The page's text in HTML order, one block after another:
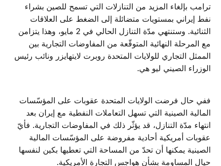
ترامب بإلغاء المزيد من التنازلات التي تسمح للصين بشراء
نفط إيراني بمستويات متضائلة إلى الضغط على العلاقات
الثنائية. وستنتهي مدّة التنازل الحالي في 2 مايو، وهذا يتزامن
مع المرحلة النهائية المتوقّعة من المفاوضات التجارية بين
الممثل التجاري للولايات المتحدة روبرت لايتهايزر ونائب رئيس
الوزراء الصيني ليو هي.
ففي حال فرضت الولايات المتحدة عقوبات على المؤسّسات
المالية الصينية التي تسهل التعاملات النفطية مع إيران بعد
انتهاء مدّة التنازل، قد يؤثّر ذلك في المفاوضات التجارية. فأيّ
عقوبات أمريكية أحادية مفروضة على المؤسّسات المالية
الصينية يمكنها أن تحدّ من المساحة التي تعطيها بكين لنفسها
حيال المساومة بشأن هواجس التجارة الأمريكية.